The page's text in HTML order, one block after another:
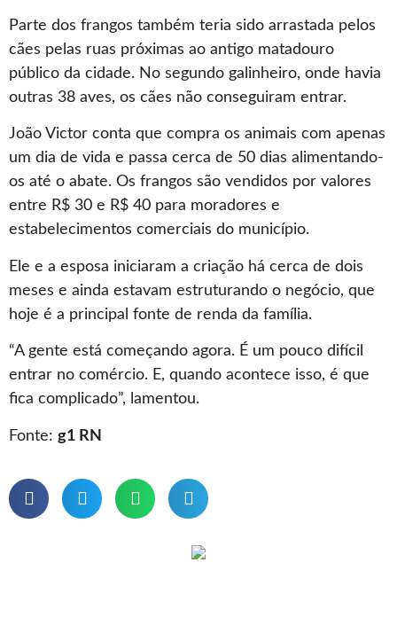
Parte dos frangos também teria sido arrastada pelos
cães pelas ruas próximas ao antigo matadouro
público da cidade. No segundo galinheiro, onde havia
outras 38 aves, os cães não conseguiram entrar.
João Victor conta que compra os animais com apenas
um dia de vida e passa cerca de 50 dias alimentando-
os até o abate. Os frangos são vendidos por valores
entre R$ 30 e R$ 40 para moradores e
estabelecimentos comerciais do município.
Ele e a esposa iniciaram a criação há cerca de dois
meses e ainda estavam estruturando o negócio, que
hoje é a principal fonte de renda da família.
“A gente está começando agora. É um pouco difícil
entrar no comércio. E, quando acontece isso, é que
fica complicado”, lamentou.
Fonte: g1 RN